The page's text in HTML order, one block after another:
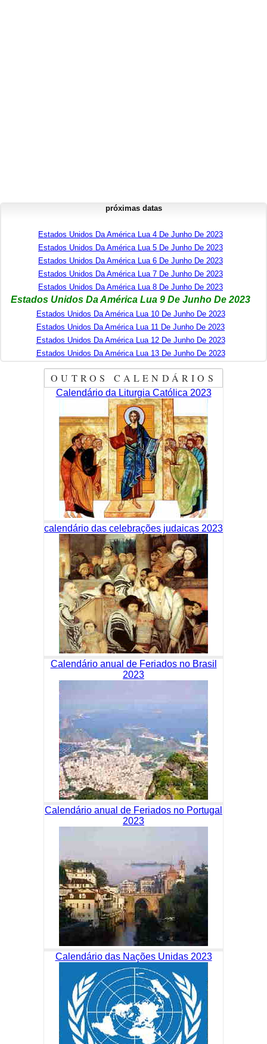
próximas datas
Estados Unidos Da América Lua 4 De Junho De 2023
Estados Unidos Da América Lua 5 De Junho De 2023
Estados Unidos Da América Lua 6 De Junho De 2023
Estados Unidos Da América Lua 7 De Junho De 2023
Estados Unidos Da América Lua 8 De Junho De 2023
Estados Unidos Da América Lua 9 De Junho De 2023
Estados Unidos Da América Lua 10 De Junho De 2023
Estados Unidos Da América Lua 11 De Junho De 2023
Estados Unidos Da América Lua 12 De Junho De 2023
Estados Unidos Da América Lua 13 De Junho De 2023
OUTROS CALENDÁRIOS
Calendário da Liturgia Católica 2023
calendário das celebrações judaicas 2023
Calendário anual de Feriados no Brasil
2023
Calendário anual de Feriados no Portugal
2023
Calendário das Nações Unidas 2023